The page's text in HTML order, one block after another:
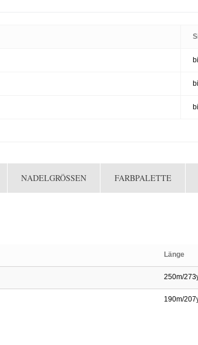
NADELGRÖSSEN FARBPALETTE
Länge
250m/
190m/